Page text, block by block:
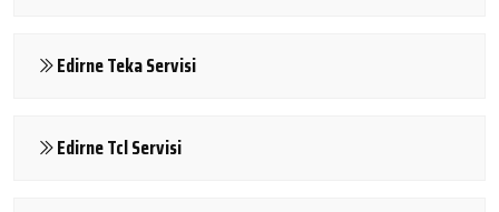
Edirne Teka Servisi
Edirne Tcl Servisi